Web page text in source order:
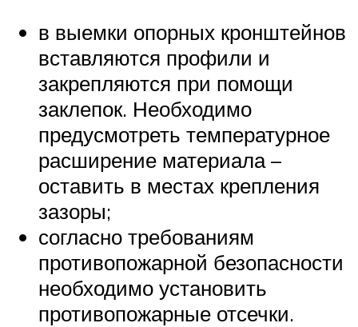
в выемки опорных кронштейнов
вставляются профили и
закрепляются при помощи
заклепок. Необходимо
предусмотреть температурное
расширение материала –
оставить в местах крепления
зазоры;
согласно требованиям
противопожарной безопасности
необходимо установить
противопожарные отсечки.